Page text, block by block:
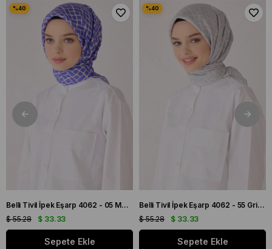
Belli Tivil İpek Eşarp 4062 - 05 Mor Karışık Desen
$ 33.33
$ 55.28
Sepete Ekle
Belli Tivil İpek Eşarp 4062 - 55 Gri Karışık Desen
$ 33.33
$ 55.28
Sepete Ekle